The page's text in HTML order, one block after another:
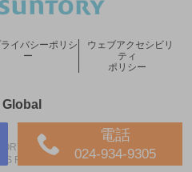
電話
024-934-9305
HOLDINGS LIMITED.
RESERVED.
イバシーポリシ
ー
ウェブアクセシビリ
ティ
ポリシー
Global新しいウィンドウで開く